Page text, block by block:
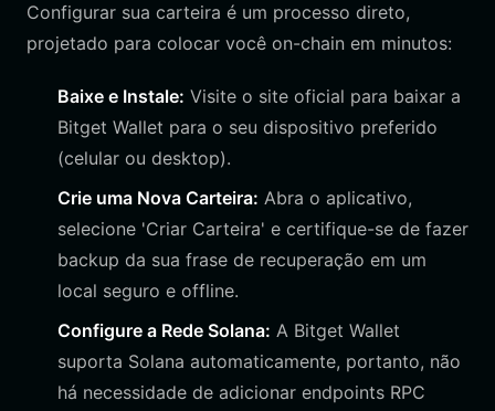
Configurar sua carteira é um processo direto,
projetado para colocar você on-chain em minutos:
Baixe e Instale: Visite o site oficial para baixar a
Bitget Wallet para o seu dispositivo preferido
(celular ou desktop).
Crie uma Nova Carteira: Abra o aplicativo,
selecione 'Criar Carteira' e certifique-se de fazer
backup da sua frase de recuperação em um
local seguro e offline.
Configure a Rede Solana: A Bitget Wallet
suporta Solana automaticamente, portanto, não
há necessidade de adicionar endpoints RPC